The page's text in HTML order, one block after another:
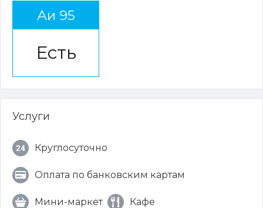
Аи 95
Есть
Услуги
Круглосуточно
Оплата по банковским картам
Мини-маркет Кафе